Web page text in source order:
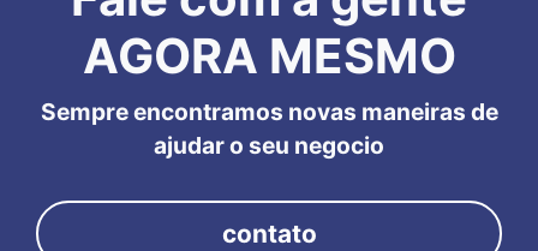
AGORA MESMO
Sempre encontramos novas maneiras de
ajudar o seu negocio
contato